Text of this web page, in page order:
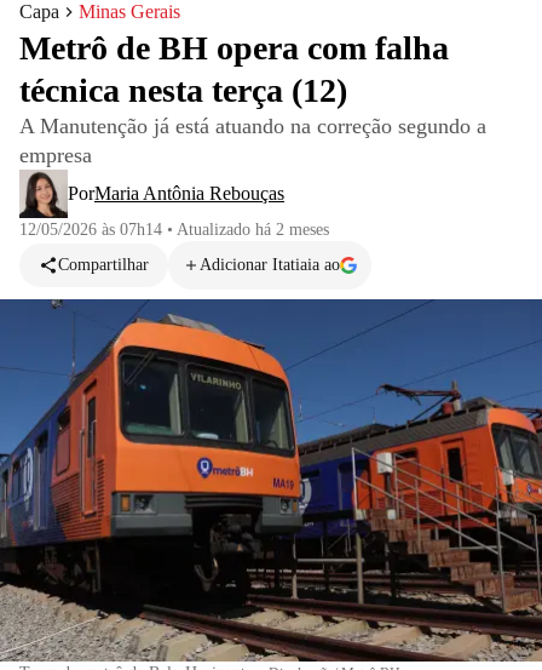
Capa Minas Gerais
Metrô de BH opera com falha
técnica nesta terça (12)
A Manutenção já está atuando na correção segundo a
empresa
PorMaria Antônia Rebouças
12/05/2026 às 07h14 • Atualizado há 2 meses
Compartilhar
Adicionar Itatiaia ao